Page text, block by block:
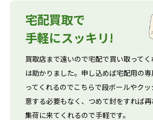
宅配買取で
手軽にスッキリ!
買取店まで遠いので宅配で買い取って
は助かりました。申し込めば宅配用の
ってくれるのでこちらで段ボールやク
意する必要もなく、つめて封をすれば
集荷に来てくれるので手軽です。